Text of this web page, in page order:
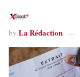
by La Rédaction